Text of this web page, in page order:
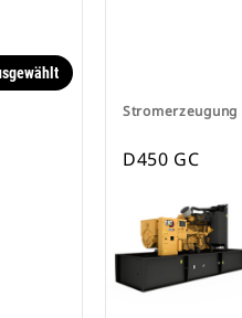
Stromerzeugung
D450 GC